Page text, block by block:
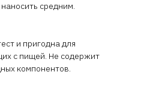
средним.
и пригодна для
с пищей. Не содержит
компонентов.